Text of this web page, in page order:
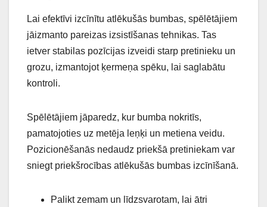
Lai efektīvi izcīnītu atlēkušās bumbas, spēlētājiem
jāizmanto pareizas izsistīšanas tehnikas. Tas
ietver stabilas pozīcijas izveidi starp pretinieku un
grozu, izmantojot ķermeņa spēku, lai saglabātu
kontroli.
Spēlētājiem jāparedz, kur bumba nokritīs,
pamatojoties uz metēja leņķi un metiena veidu.
Pozicionēšanās nedaudz priekšā pretiniekam var
sniegt priekšrocības atlēkušās bumbas izcīnīšanā.
Palikt zemam un līdzsvarotam, lai ātri